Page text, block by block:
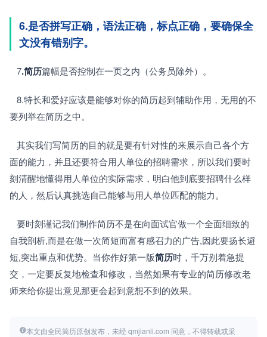
6.是否拼写正确，语法正确，标点正确，要确保全
文没有错别字。
   7
.简历篇幅是否控制在一页之内（公务员除外）。
要列举在简历之中。
面的能力，并且还要符合用人单位的招聘需求，所以我们要时
刻清醒地懂得用人单位的实际需求，明白他到底要招聘什么样
的人，然后认真挑选自己能够与用人单位匹配的能力。
自我剖析,而是在做一次简短而富有感召力的广告,因此要扬长避
短,突出重点和优势。当你作好第一版简历时，千万别着急提
交，一定要反复地检查和修改，当然如果有专业的简历修改老
师来给你提出意见那更会起到意想不到的效果。
本文由全民简历原创发布，未经 qmjianli.com 同意，不得转载或采